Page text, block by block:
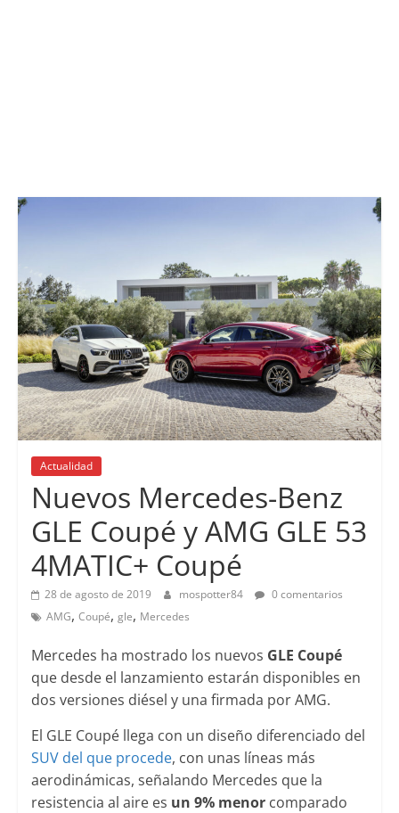
Actualidad
Nuevos Mercedes-Benz
GLE Coupé y AMG GLE 53
4MATIC+ Coupé
28 de agosto de 2019 mospotter84
0 comentarios
AMG, Coupé, gle, Mercedes
Mercedes ha mostrado los nuevos GLE Coupé
que desde el lanzamiento estarán disponibles en
dos versiones diésel y una firmada por AMG.
El GLE Coupé llega con un diseño diferenciado del
SUV del que procede, con unas líneas más
aerodinámicas, señalando Mercedes que la
resistencia al aire es un 9% menorcomparado